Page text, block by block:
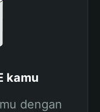
kamu
dengan